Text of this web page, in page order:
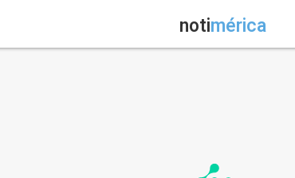
notimérica